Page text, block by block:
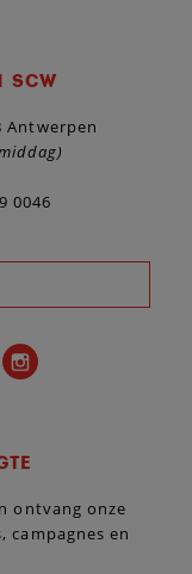
SCW
Antwerpen
0046
ontvang onze
campagnes en